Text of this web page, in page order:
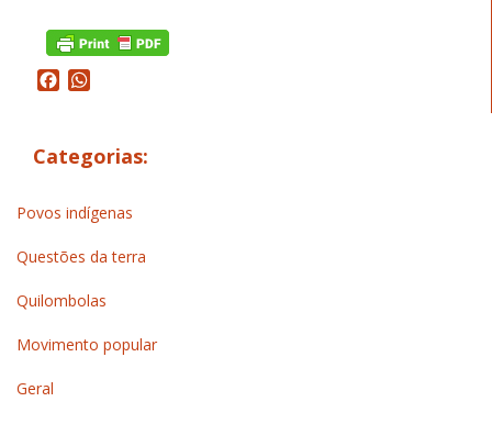
Facebook
Categorias:
Povos indígenas
Questões da terra
Quilombolas
Movimento popular
Geral